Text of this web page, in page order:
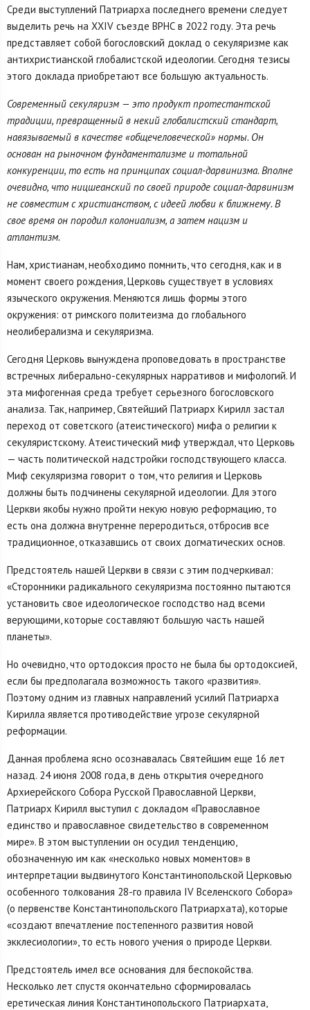
Среди выступлений Патриарха последнего времени следует
выделить речь на XXIV съезде ВРНС в 2022 году. Эта речь
представляет собой богословский доклад о секуляризме как
антихристианской глобалистской идеологии. Сегодня тезисы
этого доклада приобретают все большую актуальность.
Современный секуляризм — это продукт протестантской
традиции, превращенный в некий глобалистский стандарт,
навязываемый в качестве «общечеловеческой» нормы. Он
основан на рыночном фундаментализме и тотальной
конкуренции, то есть на принципах социал-дарвинизма. Вполне
очевидно, что ницшеанский по своей природе социал-дарвинизм
не совместим с христианством, с идеей любви к ближнему. В
свое время он породил колониализм, а затем нацизм и
атлантизм.
Нам, христианам, необходимо помнить, что сегодня, как и в
момент своего рождения, Церковь существует в условиях
языческого окружения. Меняются лишь формы этого
окружения: от римского политеизма до глобального
неолиберализма и секуляризма.
Сегодня Церковь вынуждена проповедовать в пространстве
встречных либерально-секулярных нарративов и мифологий. И
эта мифогенная среда требует серьезного богословского
анализа. Так, например, Святейший Патриарх Кирилл застал
переход от советского (атеистического) мифа о религии к
секуляристскому. Атеистический миф утверждал, что Церковь
— часть политической надстройки господствующего класса.
Миф секуляризма говорит о том, что религия и Церковь
должны быть подчинены секулярной идеологии. Для этого
Церкви якобы нужно пройти некую новую реформацию, то
есть она должна внутренне переродиться, отбросив все
традиционное, отказавшись от своих догматических основ.
Предстоятель нашей Церкви в связи с этим подчеркивал:
«Сторонники радикального секуляризма постоянно пытаются
установить свое идеологическое господство над всеми
верующими, которые составляют большую часть нашей
планеты».
Но очевидно, что ортодоксия просто не была бы ортодоксией,
если бы предполагала возможность такого «развития».
Поэтому одним из главных направлений усилий Патриарха
Кирилла является противодействие угрозе секулярной
реформации.
Данная проблема ясно осознавалась Святейшим еще 16 лет
назад. 24 июня 2008 года, в день открытия очередного
Архиерейского Собора Русской Православной Церкви,
Патриарх Кирилл выступил с докладом «Православное
единство и православное свидетельство в современном
мире». В этом выступлении он осудил тенденцию,
обозначенную им как «несколько новых моментов» в
интерпретации выдвинутого Константинопольской Церковью
особенного толкования 28-го правила IV Вселенского Собора»
(о первенстве Константинопольского Патриархата), которые
«создают впечатление постепенного развития новой
экклесиологии», то есть нового учения о природе Церкви.
Предстоятель имел все основания для беспокойства.
Несколько лет спустя окончательно сформировалась
еретическая линия Константинопольского Патриархата,